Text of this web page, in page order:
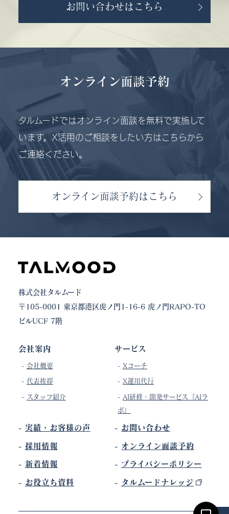
お問い合わせはこちら
オンライン面談予約
タルムードではオンライン面談を無料で実施して
います。X活用のご相談をしたい方はこちらから
ご連絡ください。
オンライン面談予約はこちら
株式会社タルムード
〒105-0001 東京都港区虎ノ門1-16-6 虎ノ門RAPO-TO
ビルUCF 7階
会社案内
- 会社概要
- 代表挨拶
- スタッフ紹介
サービス
- Xコーチ
- X運用代行
- AI研修・開発サービス『AIラ
ボ』
- 実績・お客様の声
- 採用情報
- 新着情報
- お役立ち資料
- お問い合わせ
- オンライン面談予約
- プライバシーポリシー
- タルムードナレッジ